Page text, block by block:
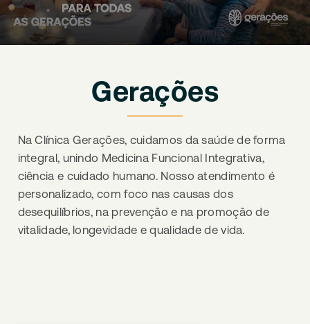
Gerações
Na Clínica Gerações, cuidamos da saúde de forma
integral, unindo Medicina Funcional Integrativa,
ciência e cuidado humano. Nosso atendimento é
personalizado, com foco nas causas dos
desequilíbrios, na prevenção e na promoção de
vitalidade, longevidade e qualidade de vida.